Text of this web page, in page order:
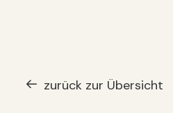
zurück zur Übersicht